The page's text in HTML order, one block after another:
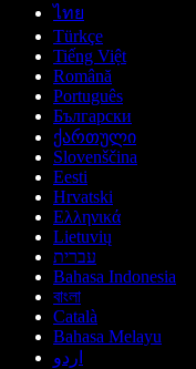
ไทย
Türkçe
Tiếng Việt
Română
Português
Български
ქართული
Slovenščina
Eesti
Hrvatski
Ελληνικά
Lietuvių
עברית
Bahasa Indonesia
বাংলা
Català
Bahasa Melayu
اردو